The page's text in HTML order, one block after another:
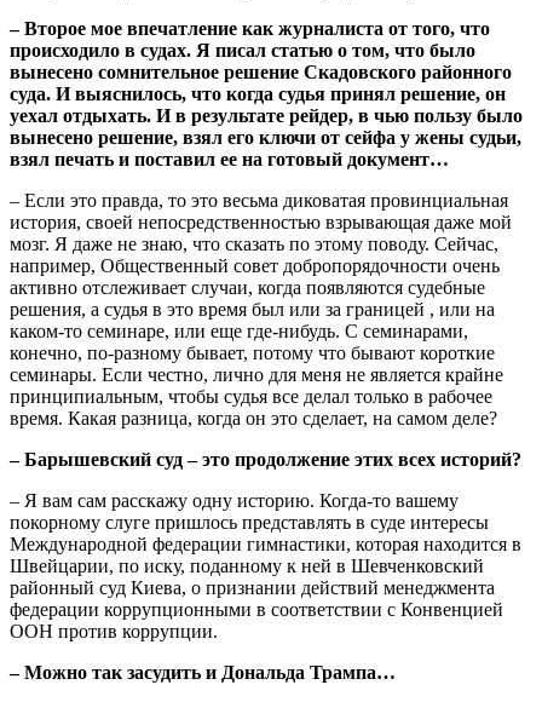
– Второе мое впечатление как журналиста от того, что
происходило в судах. Я писал статью о том, что было
вынесено сомнительное решение Скадовского районного
суда. И выяснилось, что когда судья принял решение, он
уехал отдыхать. И в результате рейдер, в чью пользу было
вынесено решение, взял его ключи от сейфа у жены судьи,
взял печать и поставил ее на готовый документ…
– Если это правда, то это весьма диковатая провинциальная
история, своей непосредственностью взрывающая даже мой
мозг. Я даже не знаю, что сказать по этому поводу. Сейчас,
например, Общественный совет добропорядочности очень
активно отслеживает случаи, когда появляются судебные
решения, а судья в это время был или за границей , или на
каком-то семинаре, или еще где-нибудь. С семинарами,
конечно, по-разному бывает, потому что бывают короткие
семинары. Если честно, лично для меня не является крайне
принципиальным, чтобы судья все делал только в рабочее
время. Какая разница, когда он это сделает, на самом деле?
– Барышевский суд – это продолжение этих всех историй?
– Я вам сам расскажу одну историю. Когда-то вашему
покорному слуге пришлось представлять в суде интересы
Международной федерации гимнастики, которая находится в
Швейцарии, по иску, поданному к ней в Шевченковский
районный суд Киева, о признании действий менеджмента
федерации коррупционными в соответствии с Конвенцией
ООН против коррупции.
– Можно так засудить и Дональда Трампа…